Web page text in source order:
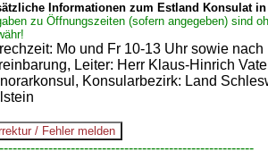
Informationen zum Estland Konsulat
zu Öffnungszeiten (sofern angegeben) sind
Mo und Fr 10-13 Uhr sowie nach
Leiter: Herr Klaus-Hinrich
Konsularbezirk: Land